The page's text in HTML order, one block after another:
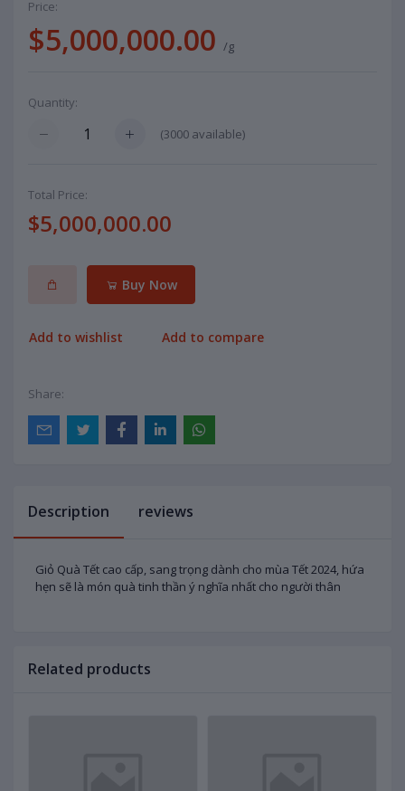
Price:
$5,000,000.00 /g
Quantity:
(3000 available)
Total Price:
$5,000,000.00
Buy Now
Add to wishlist Add to compare
Share:
Description reviews
Giỏ Quà Tết cao cấp, sang trọng dành cho mùa Tết 2024, hứa
hẹn sẽ là món quà tinh thần ý nghĩa nhất cho người thân
Related products